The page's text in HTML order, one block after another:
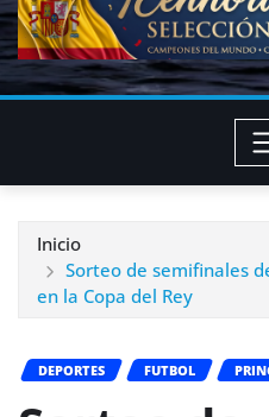
Inicio
Sorteo de semifinales
en la Copa del Rey
DEPORTES FUTBOL